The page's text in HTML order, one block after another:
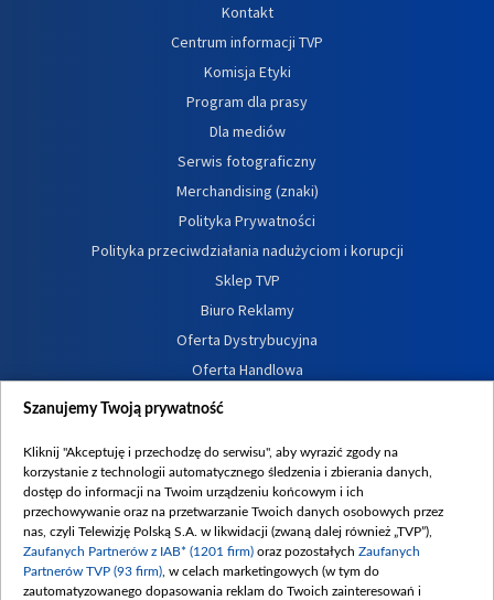
Kontakt
Centrum informacji TVP
Komisja Etyki
Program dla prasy
Dla mediów
Serwis fotograficzny
Merchandising (znaki)
Polityka Prywatności
Polityka przeciwdziałania nadużyciom i korupcji
Sklep TVP
Biuro Reklamy
Oferta Dystrybucyjna
Oferta Handlowa
Dostępność
Procedura zgłoszeń wewnętrznych
Szanujemy Twoją prywatność
Kliknij "Akceptuję i przechodzę do serwisu", aby wyrazić zgody na
korzystanie z technologii automatycznego śledzenia i zbierania danych,
dostęp do informacji na Twoim urządzeniu końcowym i ich
przechowywanie oraz na przetwarzanie Twoich danych osobowych przez
nas, czyli Telewizję Polską S.A. w likwidacji (zwaną dalej również „TVP”),
Zaufanych Partnerów z IAB* (1201 firm) oraz pozostałych Zaufanych
Partnerów TVP (93 firm) , w celach marketingowych (w tym do
zautomatyzowanego dopasowania reklam do Twoich zainteresowań i